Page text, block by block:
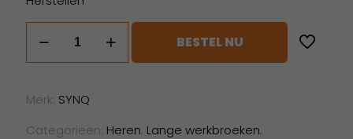
aantal
BESTEL NU
Merk: SYNQ
Categorieën: Heren, Lange werkbroeken,